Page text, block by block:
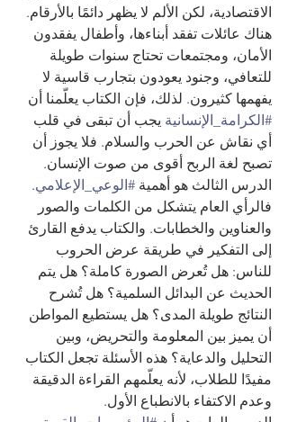
الاقتصادية، لكن الألم لا يظهر دائمًا بالأرقام.
هناك عائلات تفقد أبناءها، وأطفال يفقدون
الأمان، ومجتمعات تحتاج سنوات طويلة
للتعافي، وجنود يعودون بتجارب قاسية لا
يفهمها كثيرون. لذلك، فإن الكتاب يعلّمنا أن
#الكرامة_الإنسانية يجب أن تبقى في قلب
أي نقاش عن الحرب والسلام. فلا يجوز أن
تصبح لغة الربح أقوى من صوت الإنسان.
الدرس الثالث هو أهمية #الوعي_الإعلامي.
فالرأي العام يتشكل من الكلمات والصور
والعناوين والخطابات. والكتاب يدفع القارئ
إلى التفكير في طريقة عرض الحروب
للناس: هل تُعرض الصورة كاملة؟ هل يتم
الحديث عن البدائل السلمية؟ هل تُشرح
النتائج طويلة المدى؟ هل يستطيع المواطن
أن يميز بين المعلومة والتحريض، وبين
التحليل والدعاية؟ هذه الأسئلة تجعل الكتاب
مفيدًا للطلاب، لأنه يعلّمهم القراءة الدقيقة
وعدم الاكتفاء بالانطباع الأول.